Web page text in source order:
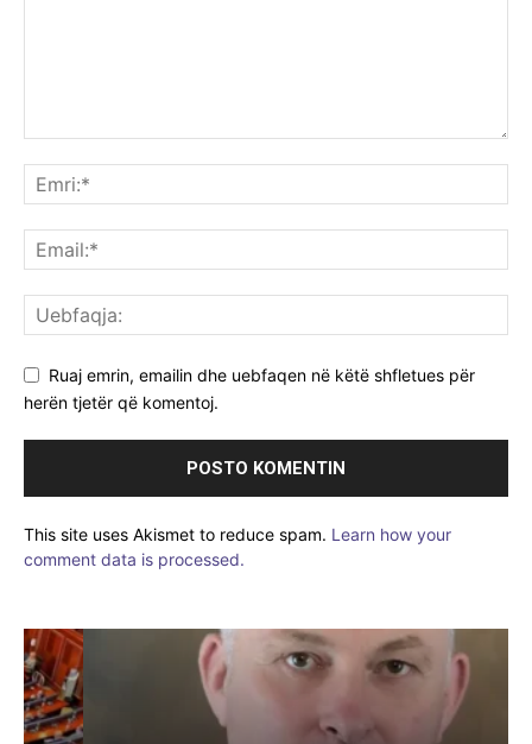
Ruaj emrin, emailin dhe uebfaqen në këtë shfletues për
herën tjetër që komentoj.
This site uses Akismet to reduce spam. Learn how your
comment data is processed.